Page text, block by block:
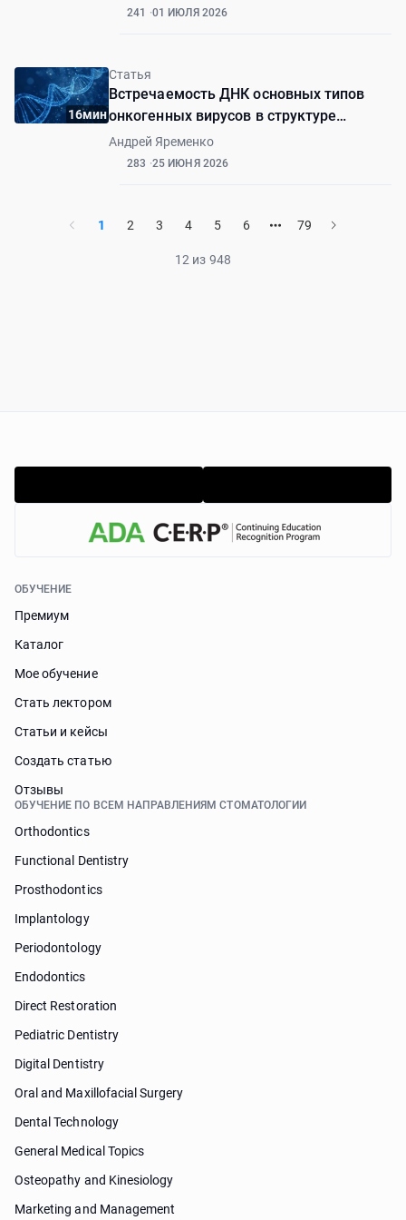
241 01 ИЮЛЯ 2026
16мин
Статья
Встречаемость ДНК основных типов
онкогенных вирусов в структуре
плоскоклеточного рака и нормальной
слизистой оболочки полости рта
Андрей Яременко
283 25 ИЮНЯ 2026
1 2 3 4 5 6 79
12 из 948
ОБУЧЕНИЕ
Премиум
Каталог
Мое обучение
Стать лектором
Статьи и кейсы
Cоздать статью
Отзывы
ОБУЧЕНИЕ ПО ВСЕМ НАПРАВЛЕНИЯМ СТОМАТОЛОГИИ
Orthodontics
Functional Dentistry
Prosthodontics
Implantology
Periodontology
Endodontics
Direct Restoration
Pediatric Dentistry
Digital Dentistry
Oral and Maxillofacial Surgery
Dental Technology
General Medical Topics
Osteopathy and Kinesiology
Marketing and Management